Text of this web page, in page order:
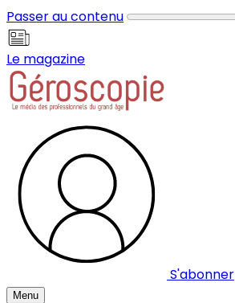
Passer au contenu
Le magazine
S'abonner
Menu
Panneau de gestion des cookies